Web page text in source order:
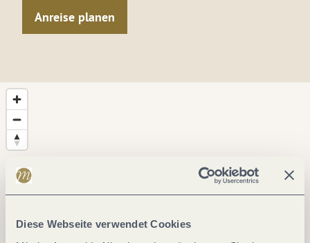
Diese Webseite verwendet Cookies
Anreise planen